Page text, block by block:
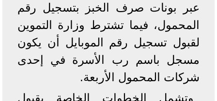
عبر بونات صرف الخبز بتسجيل رقم
المحمول، فيما تشترط وزارة التموين
لقبول تسجيل رقم الموبايل أن يكون
مسجل باسم رب الأسرة في إحدى
شركات المحمول الأربعة.
وتشمل الخطوات الخاصة بقبول